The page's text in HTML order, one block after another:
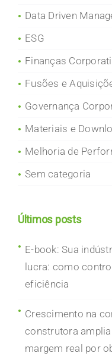
Data Driven
ESG
Finanças
Fusões e
Governança
Materiais e
Melhoria de
Sem categoria
Últimos posts
E-book: Sua
lucra: como
eficiência
Crescimento na
construtora
margem real por